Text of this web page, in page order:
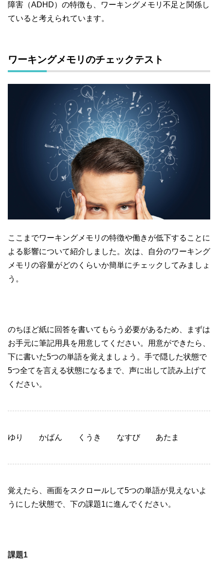
障害（ADHD）の特徴も、ワーキングメモリ不足と関係し
ていると考えられています。
ワーキングメモリのチェックテスト
ここまでワーキングメモリの特徴や働きが低下することに
よる影響について紹介しました。次は、自分のワーキング
メモリの容量がどのくらいか簡単にチェックしてみましょ
う。
のちほど紙に回答を書いてもらう必要があるため、まずは
お手元に筆記用具を用意してください。用意ができたら、
下に書いた5つの単語を覚えましょう。手で隠した状態で
5つ全てを言える状態になるまで、声に出して読み上げて
ください。
ゆり かばん くうき なすび あたま
覚えたら、画面をスクロールして5つの単語が見えないよ
うにした状態で、下の課題1に進んでください。
課題1